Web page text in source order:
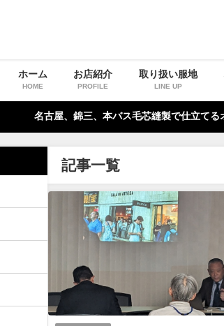
ホーム
HOME
お店紹介
PROFILE
取り扱い服地
LINE UP
名古屋、錦三、本バス毛芯縫製で仕立てる
記事一覧